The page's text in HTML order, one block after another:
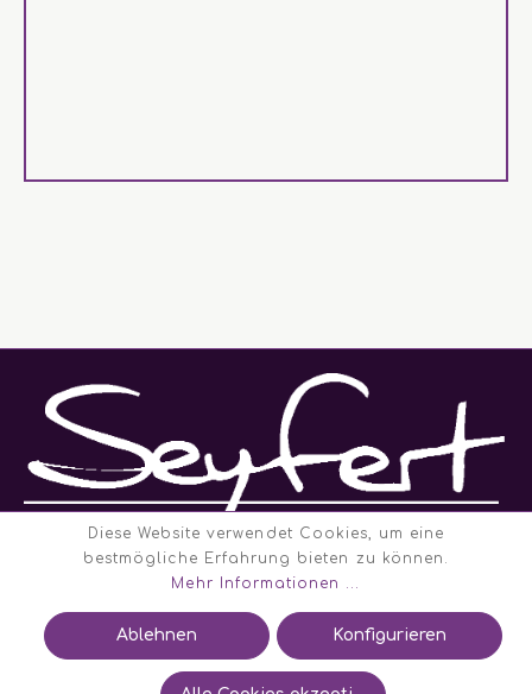
Navigation
Diese Website verwendet Cookies, um eine
bestmögliche Erfahrung bieten zu können.
Mehr Informationen ...
Ablehnen Konfigurieren